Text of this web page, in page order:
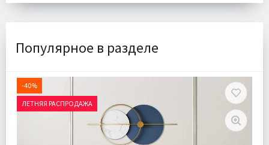
Популярное в разделе
-40%
ЛЕТНЯЯ РАСПРОДАЖА